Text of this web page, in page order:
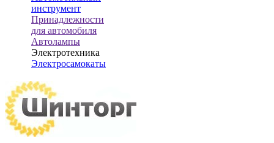
инструмент
Принадлежности
для автомобиля
Автолампы
Электротехника
Электросамокаты